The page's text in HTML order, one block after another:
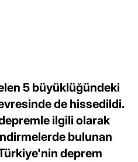
5 büyüklüğündeki
de hissedildi.
ilgili olarak
bulunan
deprem